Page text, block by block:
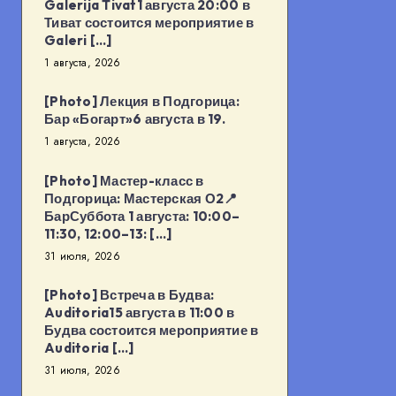
Galerija Tivat1 августа 20:00 в
Тиват состоится мероприятие в
Galeri […]
1 августа, 2026
[Photo] Лекция в Подгорица:
Бар «Богарт»6 августа в 19.
1 августа, 2026
[Photo] Мастер-класс в
Подгорица: Мастерская О2📍
БарСуббота 1 августа: 10:00–
11:30, 12:00–13: […]
31 июля, 2026
[Photo] Встреча в Будва:
Auditoria15 августа в 11:00 в
Будва состоится мероприятие в
Auditoria […]
31 июля, 2026